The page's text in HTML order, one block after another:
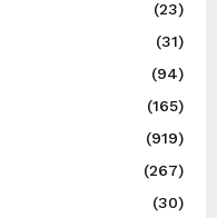
(23)
(31)
(94)
(165)
(919)
(267)
(30)